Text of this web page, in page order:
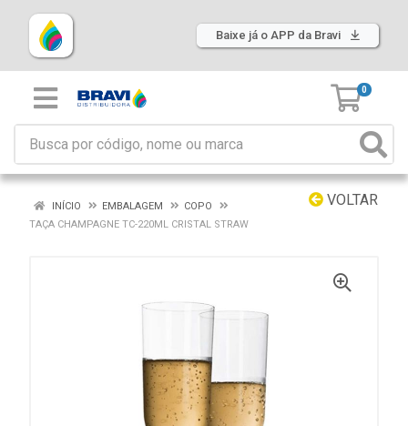
Baixe já o APP da Bravi
0
VOLTAR
INÍCIO EMBALAGEM
COPO
TAÇA CHAMPAGNE TC-220ML CRISTAL STRAW